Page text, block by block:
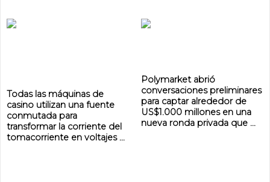
Todas las máquinas de
casino utilizan una fuente
conmutada para
transformar la corriente del
tomacorriente en voltajes ...
Polymarket abrió
conversaciones preliminares
para captar alrededor de
US$1.000 millones en una
nueva ronda privada que ...